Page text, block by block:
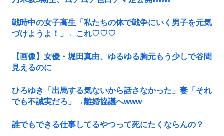
戦時中の女子高生「私たちの体で戦争にいく男子を元気
づけようよ！」←これ♡♡♡
【画像】女優・堀田真由、ゆるゆる胸元もう少しで谷間
見えるのに
ひろゆき「出馬する気ないから話さなかった」妻「それ
でも不誠実だろ」→離婚協議へwww
誰でもできる仕事してるやつって死にたくならんの？